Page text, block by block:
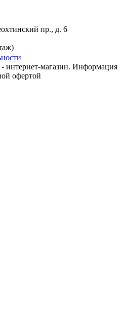
пр., д. 6
магазин. Информация
офертой